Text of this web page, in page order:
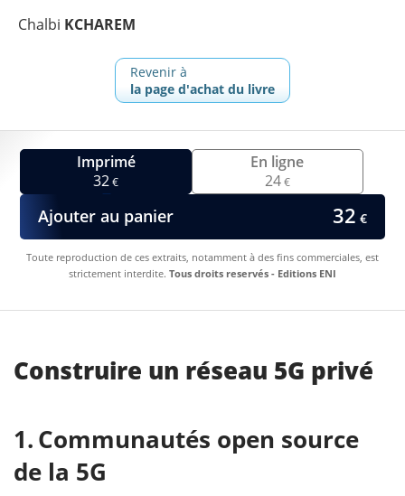
Chalbi KCHAREM
Revenir à
la page d'achat du livre
Imprimé
32€
En ligne
24€
Ajouter au panier 32 €
Toute reproduction de ces extraits, notamment à des fins commerciales, est
strictement interdite. Tous droits reservés - Editions ENI
Construire un réseau 5G privé
Communautés open source
de la 5G